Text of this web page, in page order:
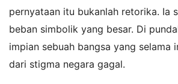
pernyataan itu bukanlah retorika. Ia
beban simbolik yang besar. Di
impian sebuah bangsa yang selama
dari stigma negara gagal.